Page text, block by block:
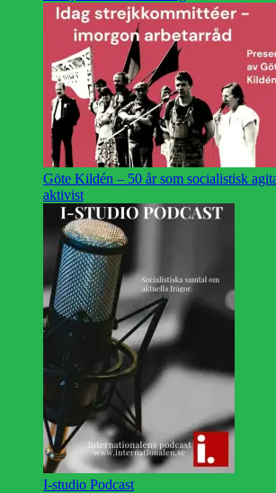
Göte Kildén – 50 år som socialistisk
aktivist
I-studio Podcast